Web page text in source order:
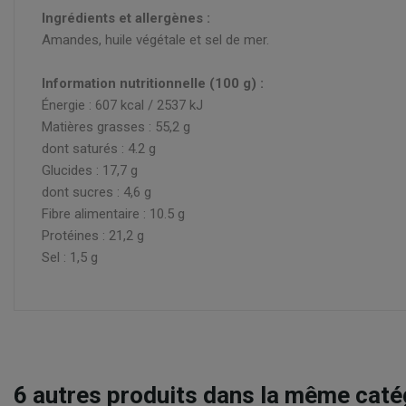
Ingrédients et allergènes :
Amandes, huile végétale et sel de mer.
Information nutritionnelle (100 g) :
Énergie : 607 kcal / 2537 kJ
Matières grasses : 55,2 g
dont saturés : 4.2 g
Glucides : 17,7 g
dont sucres : 4,6 g
Fibre alimentaire : 10.5 g
Protéines : 21,2 g
Sel : 1,5 g
6 autres produits dans la même